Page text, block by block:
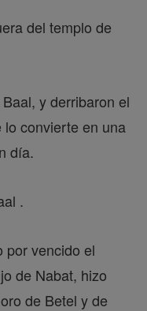
del templo de
y derribaron el
convierte en una
día.
.
por vencido el
de Nabat, hizo
de Betel y de